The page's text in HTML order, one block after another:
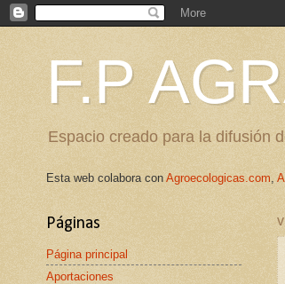
F.P
Espacio creado para la difusión
Esta web colabora con Agroecologicas.com,
Páginas
Página principal
Aportaciones